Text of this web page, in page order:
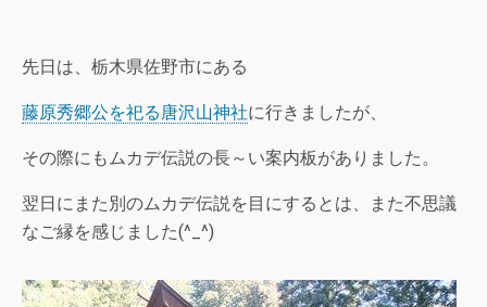
先日は、栃木県佐野市にある
藤原秀郷公を祀る唐沢山神社に行きましたが、
その際にもムカデ伝説の長～い案内板がありました。
翌日にまた別のムカデ伝説を目にするとは、また不思議
なご縁を感じました(^_^)